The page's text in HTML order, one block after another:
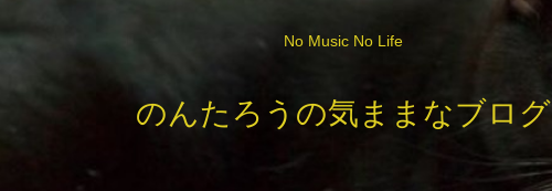
No Music No Life
のんたろうの気ままなブログ